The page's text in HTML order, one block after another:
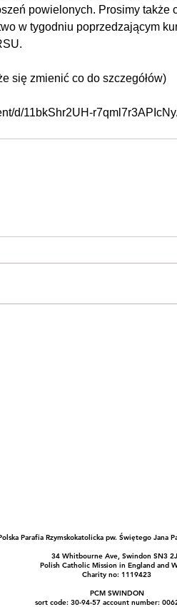
powielonych. Prosimy
w tygodniu poprzedzającym
się zmienić co do szczegółów)
d/11bkShr2UH-
Parafia Rzymskokatolicka pw. Świętego Jana
34 Whitbourne Ave, Swindon SN3
Polish Catholic Mission in England and
Charity no: 1119423
PCM SWINDON
sort code: 30-94-57 account number: